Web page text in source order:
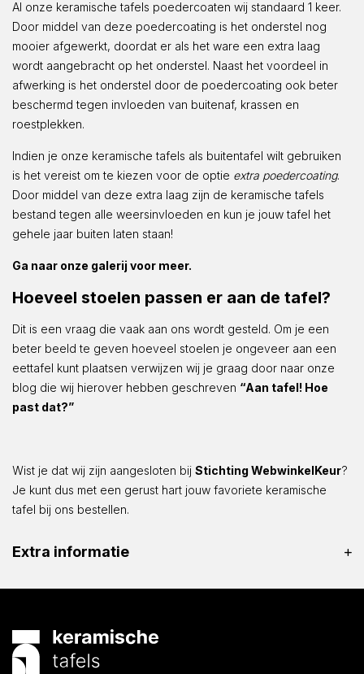
Al onze keramische tafels poedercoaten wij standaard 1 keer.
Door middel van deze poedercoating is het onderstel nog
mooier afgewerkt, doordat er als het ware een extra laag
wordt aangebracht op het onderstel. Naast het voordeel in
afwerking is het onderstel door de poedercoating ook beter
beschermd tegen invloeden van buitenaf, krassen en
roestplekken.
Indien je onze keramische tafels als buitentafel wilt gebruiken
is het vereist om te kiezen voor de optie extra poedercoating.
Door middel van deze extra laag zijn de keramische tafels
bestand tegen alle weersinvloeden en kun je jouw tafel het
gehele jaar buiten laten staan!
Ga naar onze galerij voor meer.
Hoeveel stoelen passen er aan de tafel?
Dit is een vraag die vaak aan ons wordt gesteld. Om je een
beter beeld te geven hoeveel stoelen je ongeveer aan een
eettafel kunt plaatsen verwijzen wij je graag door naar onze
blog die wij hierover hebben geschreven “Aan tafel! Hoe
past dat?”
Wist je dat wij zijn aangesloten bij Stichting WebwinkelKeur?
Je kunt dus met een gerust hart jouw favoriete keramische
tafel bij ons bestellen.
Extra informatie